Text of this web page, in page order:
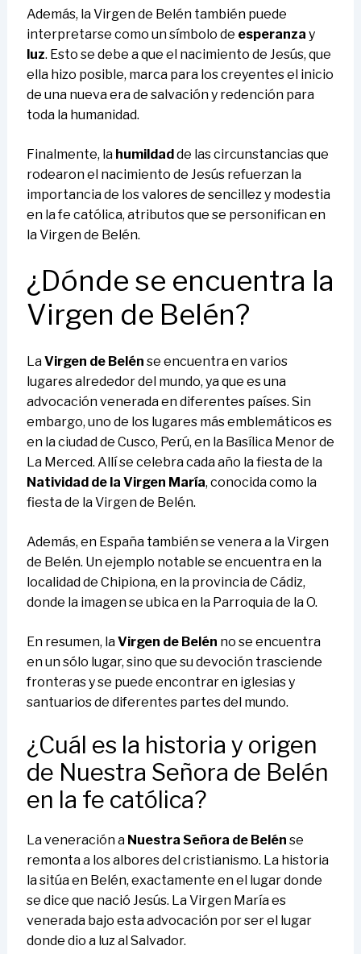
Además, la Virgen de Belén también puede
interpretarse como un símbolo de esperanza y
luz. Esto se debe a que el nacimiento de Jesús, que
ella hizo posible, marca para los creyentes el inicio
de una nueva era de salvación y redención para
toda la humanidad.
Finalmente, la humildadde las circunstancias que
rodearon el nacimiento de Jesús refuerzan la
importancia de los valores de sencillez y modestia
en la fe católica, atributos que se personifican en
la Virgen de Belén.
¿Dónde se encuentra la
Virgen de Belén?
LaVirgen de Belén se encuentra en varios
lugares alrededor del mundo, ya que es una
advocación venerada en diferentes países. Sin
embargo, uno de los lugares más emblemáticos es
en la ciudad de Cusco, Perú, en la Basílica Menor de
La Merced. Allí se celebra cada año la fiesta de la
Natividad de la Virgen María, conocida como la
fiesta de la Virgen de Belén.
Además, en España también se venera a la Virgen
de Belén. Un ejemplo notable se encuentra en la
localidad de Chipiona, en la provincia de Cádiz,
donde la imagen se ubica en la Parroquia de la O.
En resumen, laVirgen de Belén no se encuentra
en un sólo lugar, sino que su devoción trasciende
fronteras y se puede encontrar en iglesias y
santuarios de diferentes partes del mundo.
¿Cuál es la historia y origen
de Nuestra Señora de Belén
en la fe católica?
La veneración a Nuestra Señora de Belén se
remonta a los albores del cristianismo. La historia
la sitúa en Belén, exactamente en el lugar donde
se dice que nació Jesús. La Virgen María es
venerada bajo esta advocación por ser el lugar
donde dio a luz al Salvador.